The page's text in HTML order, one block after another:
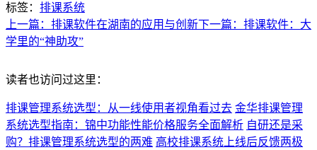
标签： 排课系统
上一篇：排课软件在湖南的应用与创新下一篇：排课软件：大
学里的“神助攻”
读者也访问过这里：
排课管理系统选型：从一线使用者视角看过去 金华排课管理
系统选型指南：锦中功能性能价格服务全面解析 自研还是采
购？排课管理系统选型的两难 高校排课系统上线后反馈两极